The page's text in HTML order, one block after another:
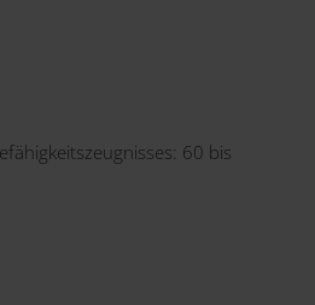
60 bis